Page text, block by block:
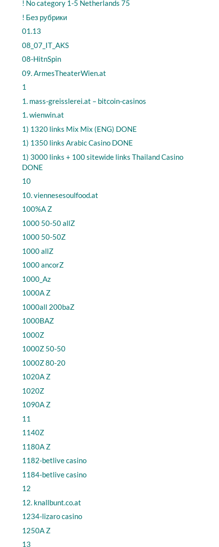
! No category 1-5 Netherlands 75
! Без рубрики
01.13
08_07_IT_AKS
08-HitnSpin
09. ArmesTheaterWien.at
1
1. mass-greisslerei.at – bitcoin-casinos
1. wienwin.at
1) 1320 links Mix Mix (ENG) DONE
1) 1350 links Arabic Casino DONE
1) 3000 links + 100 sitewide links Thailand Casino
DONE
10
10. viennesesoulfood.at
100%A Z
1000 50-50 allZ
1000 50-50Z
1000 allZ
1000 ancorZ
1000_Az
1000A Z
1000all 200baZ
1000BAZ
1000Z
1000Z 50-50
1000Z 80-20
1020A Z
1020Z
1090A Z
11
1140Z
1180A Z
1182-betlive casino
1184-betlive casino
12
12. knallbunt.co.at
1234-lizaro casino
1250A Z
13